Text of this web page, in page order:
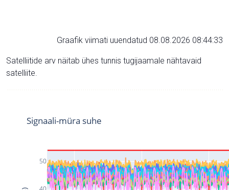
Graafik viimati uuendatud 08.08.2026 08:44:33
Satelliitide arv näitab ühes tunnis tugijaamale nähtavaid
satelliite.
50
Signaali-müra suhe